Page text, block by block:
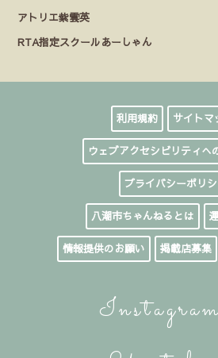
アトリエ紫雲英
RTA指定スクールあーしゃん
利用規約 サイトマ
ウェブアクセシビリティへ
プライバシーポリ
八潮市ちゃんねるとは
情報提供のお願い 掲載店募集